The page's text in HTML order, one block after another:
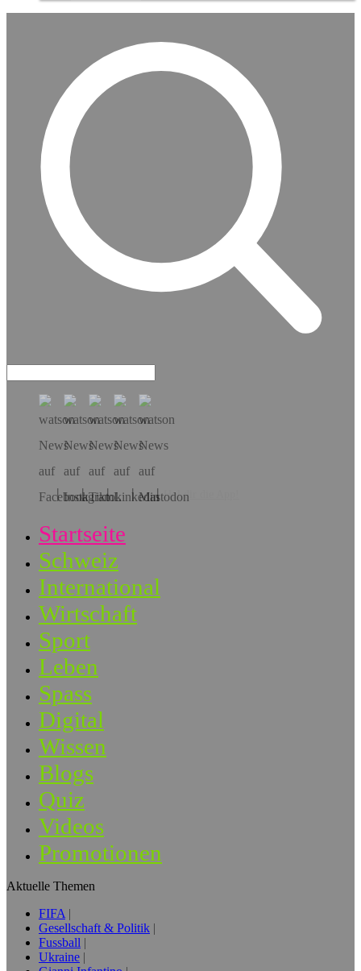
Hol dir die App!
Startseite
Schweiz
International
Wirtschaft
Sport
Leben
Spass
Digital
Wissen
Blogs
Quiz
Videos
Promotionen
Aktuelle Themen
FIFA
Gesellschaft & Politik
Fussball
Ukraine